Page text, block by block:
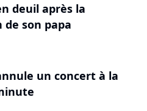
deuil après la
son papa
un concert à la